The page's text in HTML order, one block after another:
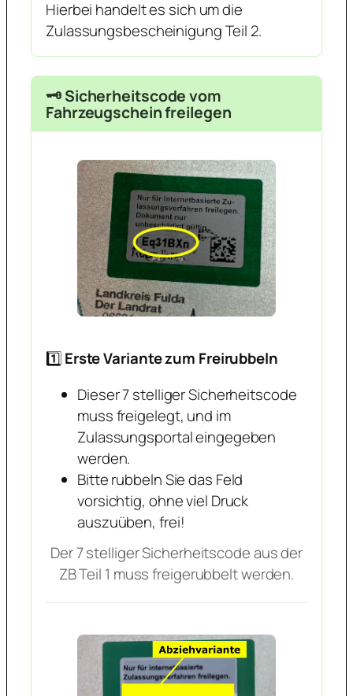
Hierbei handelt es sich um die
Zulassungsbescheinigung Teil 2.
🗝️ Sicherheitscode vom
Fahrzeugschein freilegen
1️⃣Erste Variante zum Freirubbeln
Dieser 7 stelliger Sicherheitscode
muss freigelegt, und im
Zulassungsportal eingegeben
werden.
Bitte rubbeln Sie das Feld
vorsichtig, ohne viel Druck
auszuüben, frei!
Der 7 stelliger Sicherheitscode aus der
ZB Teil 1 muss freigerubbelt werden.